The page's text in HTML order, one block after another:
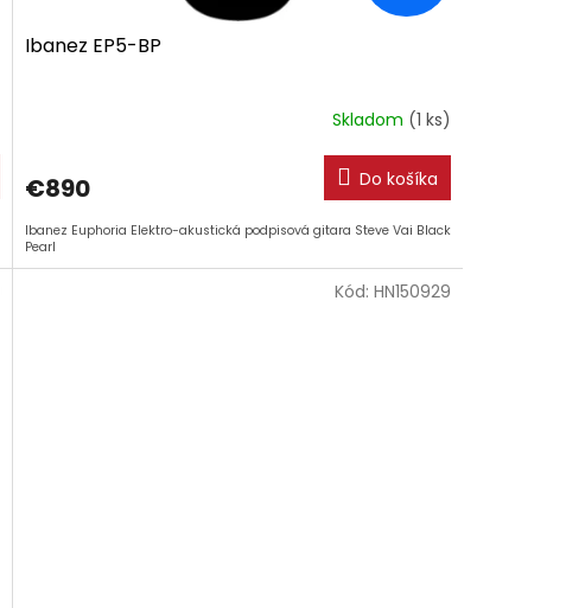
Ibanez EP5-BP
Skladom (1 ks)
€890 Do košíka
Ibanez Euphoria Elektro-akustická podpisová gitara Steve Vai Black
Pearl
Kód: HN150929